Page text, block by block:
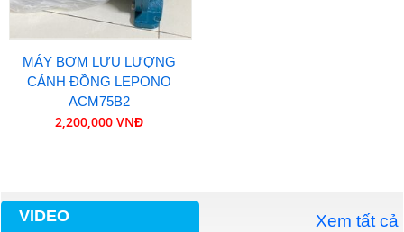
MÁY BƠM LƯU LƯỢNG
CÁNH ĐỒNG LEPONO
ACM75B2
2,200,000 VNĐ
VIDEO Xem tất cả